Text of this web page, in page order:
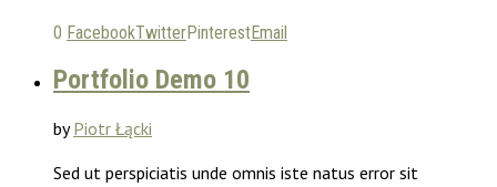
0 FacebookTwitterPinterestEmail
Portfolio Demo 10
byPiotr Łącki
Sed ut perspiciatis unde omnis iste natus error sit